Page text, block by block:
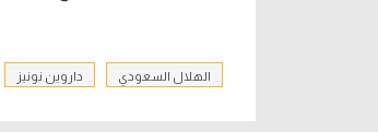
الهلال السعودي داروين نونيز